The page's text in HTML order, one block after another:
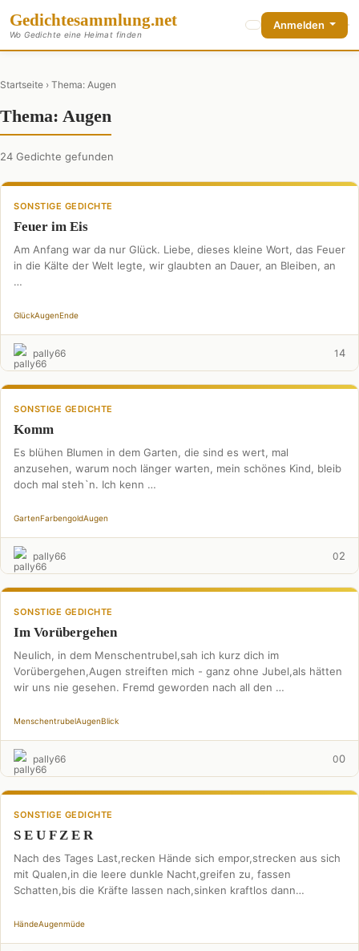
Gedichtesammlung.net
Wo Gedichte eine Heimat finden
Anmelden
Startseite › Thema: Augen
Thema: Augen
24 Gedichte gefunden
SONSTIGE GEDICHTE
Feuer im Eis
Am Anfang war da nur Glück. Liebe, dieses kleine Wort, das Feuer
in die Kälte der Welt legte, wir glaubten an Dauer, an Bleiben, an
…
GlückAugenEnde
pally66 14
SONSTIGE GEDICHTE
Komm
Es blühen Blumen in dem Garten, die sind es wert, mal
anzusehen, warum noch länger warten, mein schönes Kind, bleib
doch mal steh`n. Ich kenn …
GartenFarbengoldAugen
pally66 02
SONSTIGE GEDICHTE
Im Vorübergehen
Neulich, in dem Menschentrubel,sah ich kurz dich im
Vorübergehen,Augen streiften mich - ganz ohne Jubel,als hätten
wir uns nie gesehen. Fremd geworden nach all den …
MenschentrubelAugenBlick
pally66 00
SONSTIGE GEDICHTE
S E U F Z E R
Nach des Tages Last,recken Hände sich empor,strecken aus sich
mit Qualen,in die leere dunkle Nacht,greifen zu, fassen
Schatten,bis die Kräfte lassen nach,sinken kraftlos dann
HändeAugenmüde